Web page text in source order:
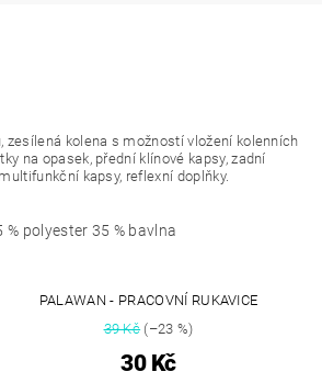
zesílená kolena s možností vložení kolenních
na opasek, přední klínové kapsy, zadní
kapsy, reflexní doplňky.
% polyester 35 % bavlna
PALAWAN - PRACOVNÍ RUKAVICE
39 Kč(–23 %)
30 Kč